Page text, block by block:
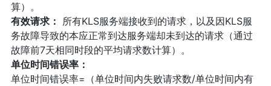
算）。
有效请求： 所有KLS服务端接收到的请求，以及因KLS服
务故障导致的本应正常到达服务端却未到达的请求（通过
故障前7天相同时段的平均请求数计算）。
单位时间错误率：
单位时间错误率=（单位时间内失败请求数/单位时间内有